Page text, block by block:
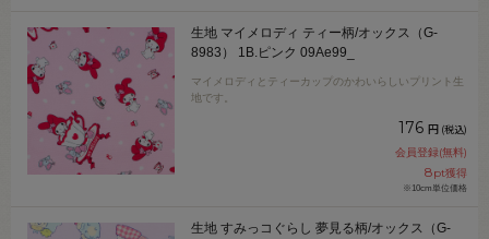
生地 マイメロディ ティー柄/オックス（G-
8983） 1B.ピンク 09Ae99_
マイメロディとティーカップのかわいらしいプリント生
地です。
176 円 (税込)
会員登録(無料)
8pt獲得
※10cm単位価格
生地 すみっコぐらし 夢見る柄/オックス（G-